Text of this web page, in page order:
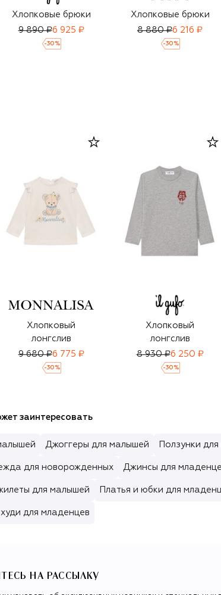
Хлопковые брюки
9 890 ₽6 925 ₽
-30 %
Хлопковые брюки
8 880 ₽6 216 ₽
-30 %
Хлопковый
лонгслив
9 680 ₽6 775 ₽
-30 %
Хлопковый
лонгслив
8 930 ₽6 250 ₽
-30 %
заинтересовать
Джоггеры для малышей Ползунки
для новорожденных Джинсы для
для малышей Платья и юбки для
для младенцев
НА РАССЫЛКУ